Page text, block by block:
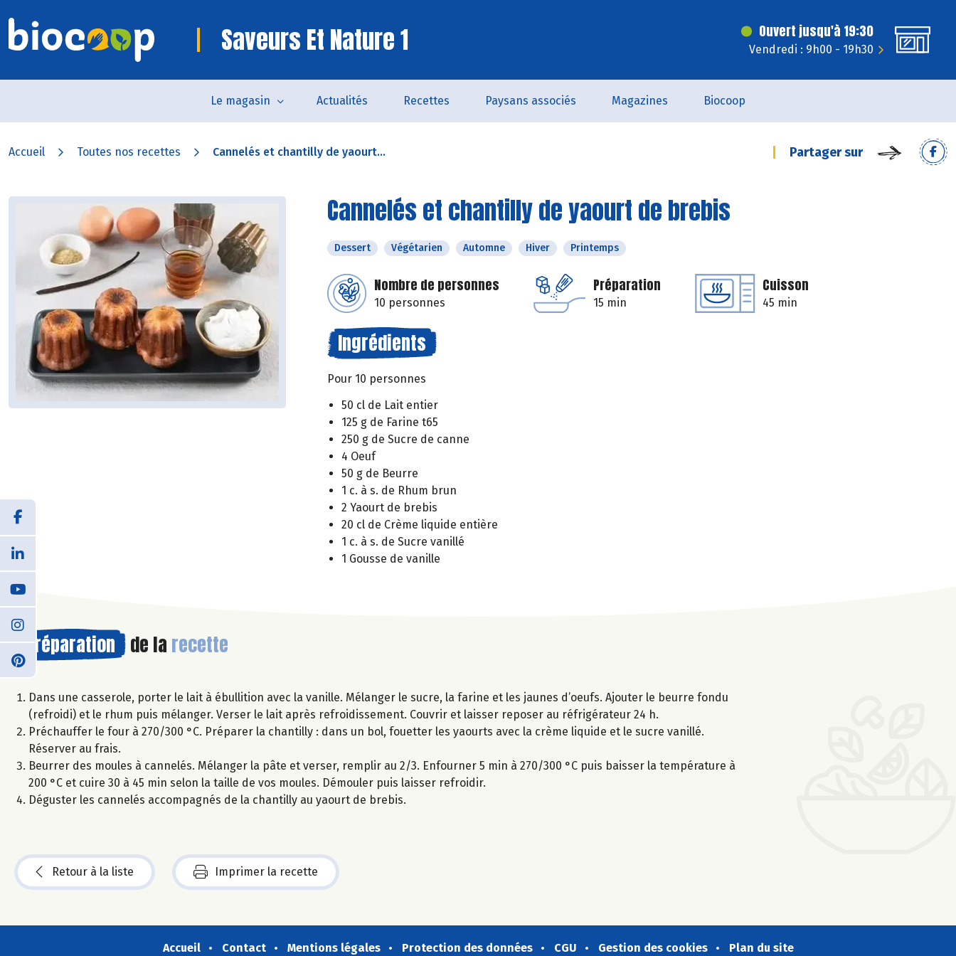
Saveurs Et Nature 1 Ouvert jusqu'à 19:30
Vendredi : 9h00 - 19h30
Le magasin Actualités Recettes Paysans associés Magazines Biocoop
Accueil Toutes nos recettes Cannelés et chantilly de yaourt... Partager sur
Cannelés et chantilly de yaourt de brebis
Dessert Végétarien Automne Hiver Printemps
Nombre de personnes
10 personnes
Préparation
15 min
Cuisson
45 min
Ingrédients
Pour 10 personnes
50 cl de Lait entier
125 g de Farine t65
250 g de Sucre de canne
4 Oeuf
50 g de Beurre
1 c. à s. de Rhum brun
2 Yaourt de brebis
20 cl de Crème liquide entière
1 c. à s. de Sucre vanillé
1 Gousse de vanille
Préparation de la recette
Dans une casserole, porter le lait à ébullition avec la vanille. Mélanger le sucre, la farine et les jaunes d’oeufs. Ajouter le beurre fondu
(refroidi) et le rhum puis mélanger. Verser le lait après refroidissement. Couvrir et laisser reposer au réfrigérateur 24 h.
Préchauffer le four à 270/300 °C. Préparer la chantilly : dans un bol, fouetter les yaourts avec la crème liquide et le sucre vanillé.
Réserver au frais.
Beurrer des moules à cannelés. Mélanger la pâte et verser, remplir au 2/3. Enfourner 5 min à 270/300 °C puis baisser la température à
200 °C et cuire 30 à 45 min selon la taille de vos moules. Démouler puis laisser refroidir.
Déguster les cannelés accompagnés de la chantilly au yaourt de brebis.
Retour à la liste Imprimer la recette
Accueil Contact Mentions légales Protection des données CGU Gestion des cookies Plan du site